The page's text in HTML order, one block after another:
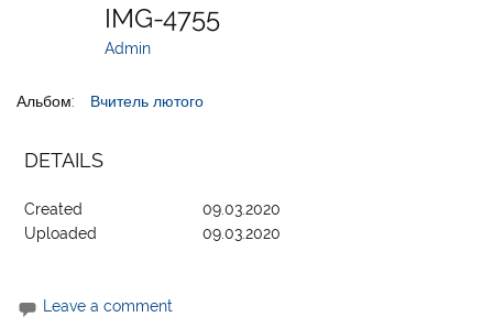
IMG-4755
Admin
Альбом: Вчитель лютого
DETAILS
Created
09.03.2020
Uploaded
09.03.2020
Leave a comment